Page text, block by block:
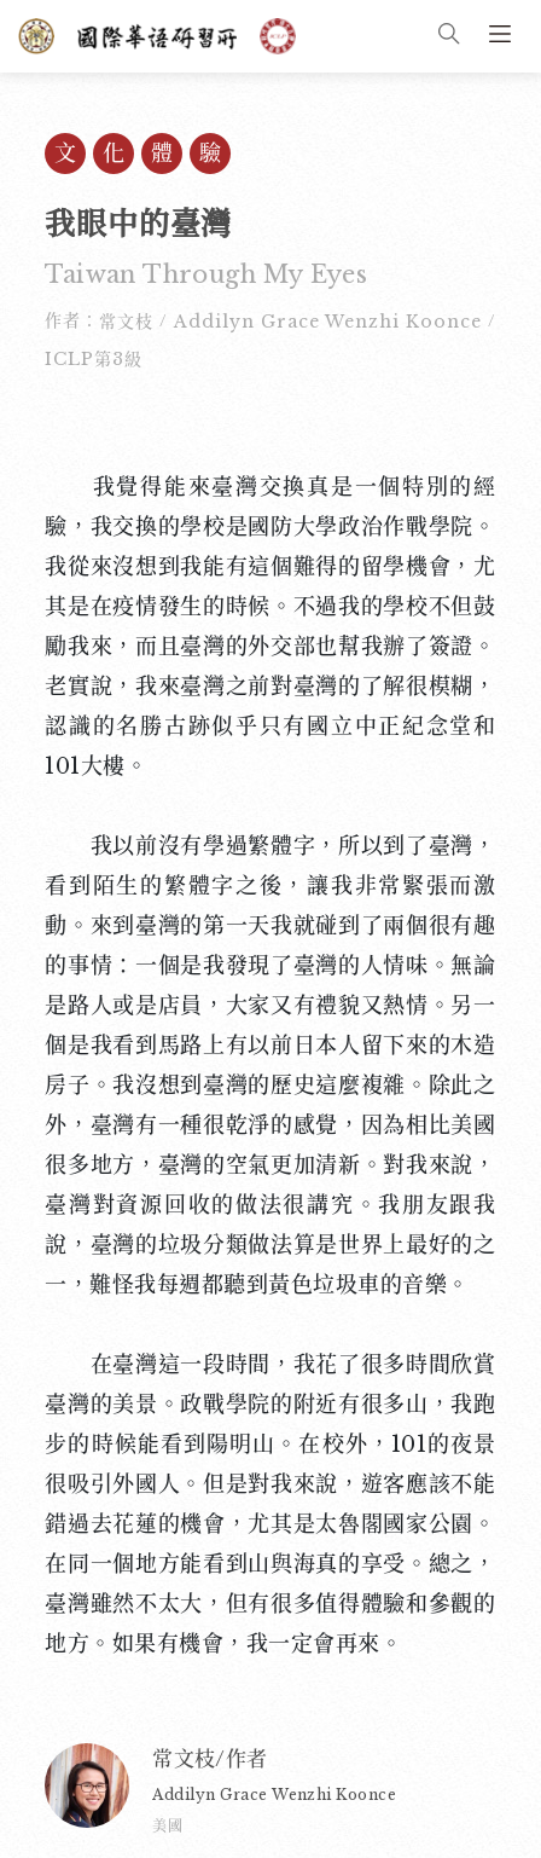
文化體驗
我眼中的臺灣
Taiwan Through My Eyes
作者： 常文枝 / Addilyn Grace Wenzhi Koonce /
ICLP第3級
我覺得能來臺灣交換真是一個特別的經
驗，我交換的學校是國防大學政治作戰學院。
我從來沒想到我能有這個難得的留學機會，尤
其是在疫情發生的時候。不過我的學校不但鼓
勵我來，而且臺灣的外交部也幫我辦了簽證。
老實說，我來臺灣之前對臺灣的了解很模糊，
認識的名勝古跡似乎只有國立中正紀念堂和
101大樓。
我以前沒有學過繁體字，所以到了臺灣，
看到陌生的繁體字之後，讓我非常緊張而激
動。來到臺灣的第一天我就碰到了兩個很有趣
的事情：一個是我發現了臺灣的人情味。無論
是路人或是店員，大家又有禮貌又熱情。另一
個是我看到馬路上有以前日本人留下來的木造
房子。我沒想到臺灣的歷史這麼複雜。除此之
外，臺灣有一種很乾淨的感覺，因為相比美國
很多地方，臺灣的空氣更加清新。對我來說，
臺灣對資源回收的做法很講究。我朋友跟我
說，臺灣的垃圾分類做法算是世界上最好的之
一，難怪我每週都聽到黃色垃圾車的音樂。
在臺灣這一段時間，我花了很多時間欣賞
臺灣的美景。政戰學院的附近有很多山，我跑
步的時候能看到陽明山。在校外，101的夜景
很吸引外國人。但是對我來說，遊客應該不能
錯過去花蓮的機會，尤其是太魯閣國家公園。
在同一個地方能看到山與海真的享受。總之，
臺灣雖然不太大，但有很多值得體驗和參觀的
地方。如果有機會，我一定會再來。
常文枝/作者
Addilyn Grace Wenzhi Koonce
美國